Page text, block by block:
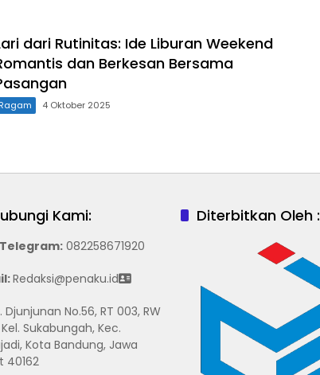
dari Rutinitas: Ide Liburan Weekend
dan Berkesan Bersama
Ragam 4 Oktober 2025
Kami:
:082258671920
Redaksi@penaku.id
Djunjunan No.56, RT 003, RW
Sukabungah, Kec.
Kota Bandung, Jawa
40162
Diterbitkan Oleh :